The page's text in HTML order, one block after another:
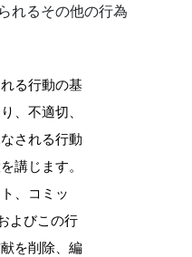
れるその他の行為
る行動の基
、不適切、
される行動
講じます。
、コミッ
よびこの行
を削除、編